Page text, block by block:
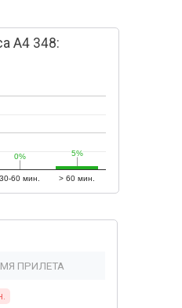
A4 348:
30-60 мин. > 60 мин.
0%
0% 5%
5%
ПРИЛЕТА